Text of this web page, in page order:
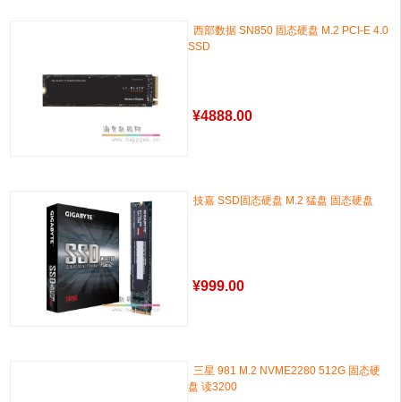
西部数据 SN850 固态硬盘 M.2 PCI-E 4.0
SSD
¥4888.00
技嘉 SSD固态硬盘 M.2 猛盘 固态硬盘
¥999.00
三星 981 M.2 NVME2280 512G 固态硬
盘 读3200